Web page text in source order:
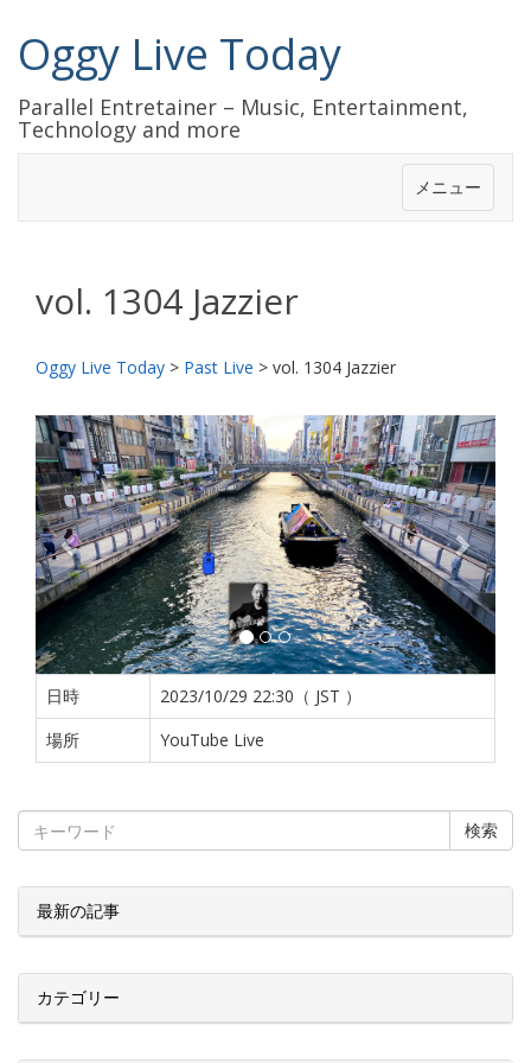
Oggy Live Today
Parallel Entretainer – Music, Entertainment,
Technology and more
メニュー
vol. 1304 Jazzier
Oggy Live Today > Past Live > vol. 1304 Jazzier
前
へ
次
へ
日時
2023/10/29 22:30（ JST ）
場所
YouTube Live
検索
最新の記事
カテゴリー